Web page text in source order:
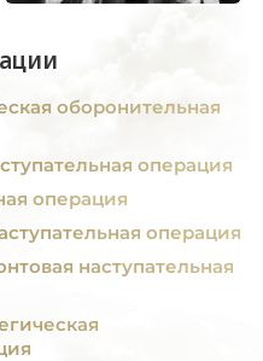
оборонительная
операция
операция
операция
наступательная